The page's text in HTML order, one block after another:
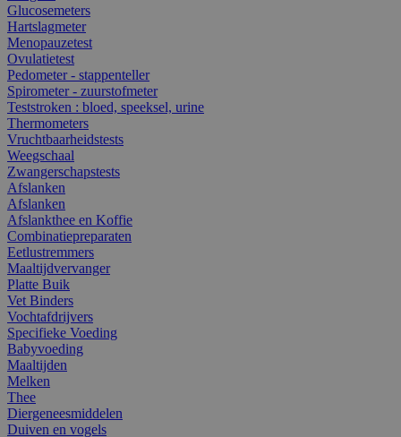
Glucosemeters
Hartslagmeter
Menopauzetest
Ovulatietest
Pedometer - stappenteller
Spirometer - zuurstofmeter
Teststroken : bloed, speeksel, urine
Thermometers
Vruchtbaarheidstests
Weegschaal
Zwangerschapstests
Afslanken
Afslanken
Afslankthee en Koffie
Combinatiepreparaten
Eetlustremmers
Maaltijdvervanger
Platte Buik
Vet Binders
Vochtafdrijvers
Specifieke Voeding
Babyvoeding
Maaltijden
Melken
Thee
Diergeneesmiddelen
Duiven en vogels